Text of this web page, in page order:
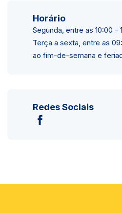
Horário
Segunda, entre as 10:00 -
Terça a sexta, entre as
ao fim-de-semana e
Redes Sociais